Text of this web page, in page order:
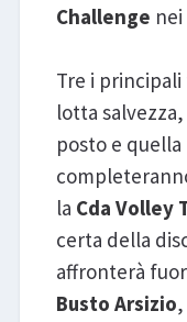
Challenge
Tre i
lotta
posto e
la Cda Volley
certa della
affronterà
Busto Arsizio